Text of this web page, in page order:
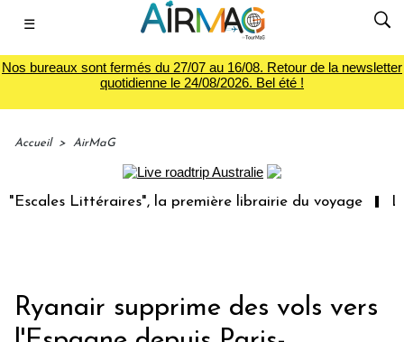
☰
Nos bureaux sont fermés du 27/07 au 16/08. Retour de la newsletter
quotidienne le 24/08/2026. Bel été !
Accueil > AirMaG
la première librairie du voyage Le groupe
Ryanair supprime des vols vers